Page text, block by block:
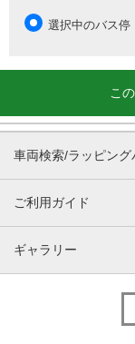
選択中のバス停
こ
車両検索/ラッピング
ご利用ガイド
ギャラリー